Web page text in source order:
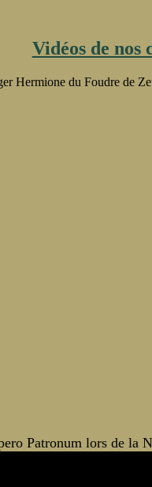
Sombral
Vidéos de nos
Hermione du Foudre de
Patronum lors de la